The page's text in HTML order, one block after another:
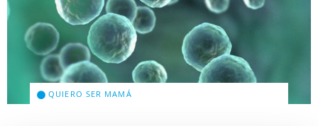
QUIERO SER MAMÁ